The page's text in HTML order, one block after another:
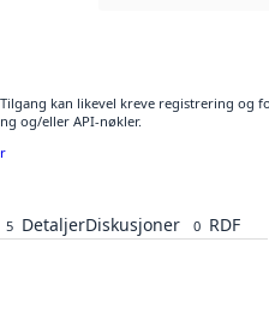
kan likevel kreve registrering og
og/eller API-nøkler.
5 DetaljerDiskusjoner 0 RDF